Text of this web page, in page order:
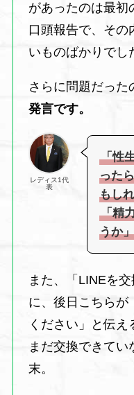
があったのは最初
口頭報告で、その
いものばかりでし
さらに問題だった
発言です。
レディス1代
表
「性
った
もし
「精
うか
また、「LINEを
に、後日こちらが
ください」と伝
まだ交換できて
末。